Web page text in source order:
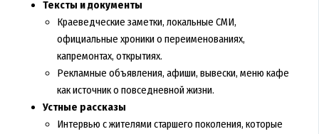
Тексты и документы
Краеведческие заметки, локальные СМИ,
официальные хроники о переименованиях,
капремонтах, открытиях.
Рекламные объявления, афиши, вывески, меню кафе
как источник о повседневной жизни.
Устные рассказы
Интервью с жителями старшего поколения, которые